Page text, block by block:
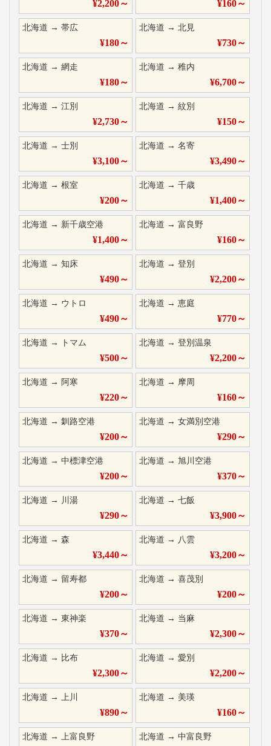
¥2,200～ ¥160～
北海道 → 帯広
¥180～
北海道 →北見
¥730～
北海道 → 網走
¥180～
北海道 →稚内
¥6,700～
北海道 → 江別
¥2,730～
北海道 →紋別
¥150～
北海道 → 士別
¥3,100～
北海道 →名寄
¥3,490～
北海道 → 根室
¥200～
北海道 →千歳
¥1,400～
北海道 → 新千歳空港
¥1,400～
北海道 →富良野
¥160～
北海道 → 知床
¥490～
北海道 →登別
¥2,200～
北海道 → ウトロ
¥490～
北海道 →恵庭
¥770～
北海道 → トマム
¥500～
北海道 →登別温泉
¥2,200～
北海道 → 阿寒
¥220～
北海道 → 摩周
¥160～
北海道 → 釧路空港
¥200～
北海道 →女満別空港
¥290～
北海道 → 中標津空港
¥200～
北海道 →旭川空港
¥370～
北海道 → 川湯
¥290～
北海道 →七飯
¥3,900～
北海道 → 森
¥3,440～
北海道 → 八雲
¥3,200～
北海道 → 留寿都
¥200～
北海道 →喜茂別
¥200～
北海道 → 東神楽
¥370～
北海道 → 当麻
¥2,300～
北海道 → 比布
¥2,300～
北海道 →愛別
¥2,200～
北海道 → 上川
¥890～
北海道 → 美瑛
¥160～
北海道 → 上富良野 北海道 →中富良野